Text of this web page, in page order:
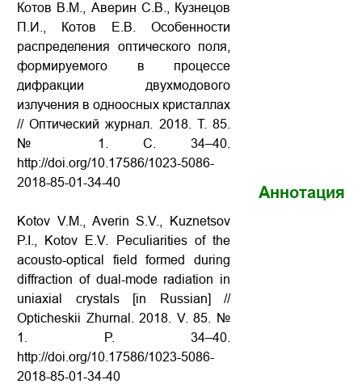
Котов В.М., Аверин С.В., Кузнецов
П.И., Котов Е.В. Особенности
распределения оптического поля,
формируемого в процессе
дифракции двухмодового
излучения в одноосных кристаллах
// Оптический журнал. 2018. Т. 85.
№ 1. С. 34–40.
http://doi.org/10.17586/1023-5086-
2018-85-01-34-40
Kotov V.M., Averin S.V., Kuznetsov
P.I., Kotov E.V. Peculiarities of the
acousto-optical field formed during
diffraction of dual-mode radiation in
uniaxial crystals
[in Russian] //
Opticheskii Zhurnal.
2018. V. 85. №
1. P. 34–40.
http://doi.org/10.17586/1023-5086-
2018-85-01-34-40
Аннотация